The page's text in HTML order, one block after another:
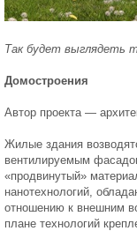
Так будет выглядеть
Домостроения
Автор проекта —
Жилые здания
вентилируемым
«продвинутый»
нанотехнологий,
отношению к внешним
плане технологий